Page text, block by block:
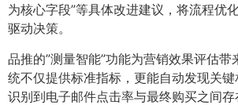
为核心字段”等具体改进建议，将流程优
驱动决策。
品推的”测量智能”功能为营销效果评估带
统不仅提供标准指标，更能自动发现关
识别到电子邮件点击率与最终购买之间存